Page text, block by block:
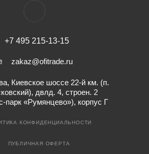
+7 495 215-13-15
zakaz@ofitrade.ru
Киевское шоссе 22-й км. (п.
двлд. 4, строен. 2
парк «Румянцево»), корпус Г
КОНФИДЕНЦИАЛЬНОСТИ
ПУБЛИЧНАЯ ОФЕРТА